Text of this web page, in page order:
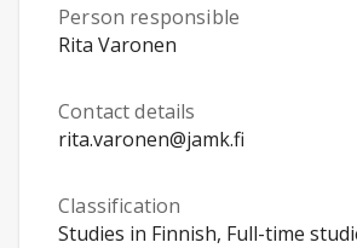
Person responsible
Rita Varonen
Contact details
rita.varonen@jamk.fi
Classification
Studies in Finnish, Full-time